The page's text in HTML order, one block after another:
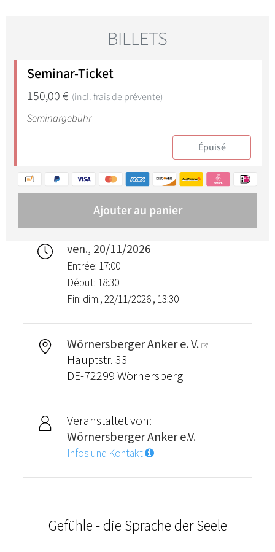
ven., 20/11/2026
Entrée: 17:00
Début: 18:30
Fin: dim., 22/11/2026 , 13:30
Wörnersberger Anker e. V.
Hauptstr. 33
DE-72299 Wörnersberg
Veranstaltet von:
Wörnersberger Anker e.V.
Infos und Kontakt
Gefühle - die Sprache der Seele